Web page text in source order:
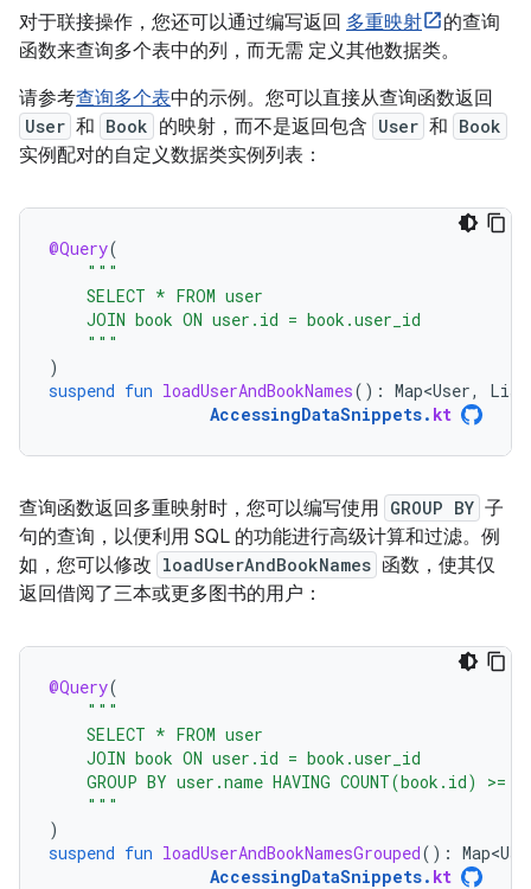
对于联接操作，您还可以通过编写返回 多重映射
的查询
函数来查询多个表中的列，而无需 定义其他数据类。
请参考查询多个表中的示例。您可以直接从查询函数返回
User 和 Book 的映射，而不是返回包含 User 和 Book
实例配对的自定义数据类实例列表：
@Query(
"""
    SELECT * FROM user
    JOIN book ON user.id = book.user_id
    """
)
suspend fun loadUserAndBookNames(): Map<User,
AccessingDataSnippets. kt
查询函数返回多重映射时，您可以编写使用 GROUP BY 子
句的查询，以便利用 SQL 的功能进行高级计算和过滤。例
如，您可以修改 loadUserAndBookNames 函数，使其仅
返回借阅了三本或更多图书的用户：
@Query(
"""
    SELECT * FROM user
    JOIN book ON user.id = book.user_id
    GROUP BY user.name HAVING COUNT(book.id) >= 3
    """
)
suspend fun loadUserAndBookNamesGrouped():
AccessingDataSnippets. kt